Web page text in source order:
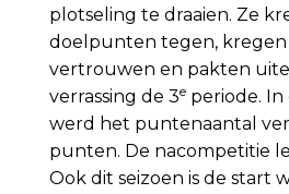
plotseling te draaien. Ze
doelpunten tegen, kregen
vertrouwen en pakten
verrassing de 3eperiode. In
werd het puntenaantal
punten. De nacompetitie
Ook dit seizoen is de start